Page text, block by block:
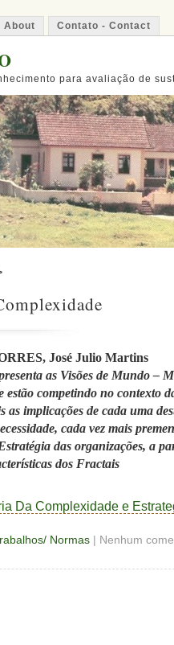
About Contato - Contact
para avaliação de
José Julio Martins
as Visões de Mundo –
estão competindo no contexto
as implicações de cada uma
cada vez mais
das organizações, a
dos Fractais
Da Complexidade e
Normas | Nenhum